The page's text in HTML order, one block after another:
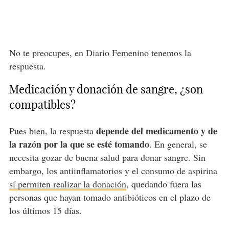
No te preocupes, en Diario Femenino tenemos la
respuesta.
Medicación y donación de sangre, ¿son
compatibles?
Pues bien, la respuesta depende del medicamento y de
la razón por la que se esté tomando. En general, se
necesita gozar de buena salud para donar sangre. Sin
embargo, los antiinflamatorios y el consumo de aspirina
sí permiten realizar la donación, quedando fuera las
personas que hayan tomado antibióticos en el plazo de
los últimos 15 días.